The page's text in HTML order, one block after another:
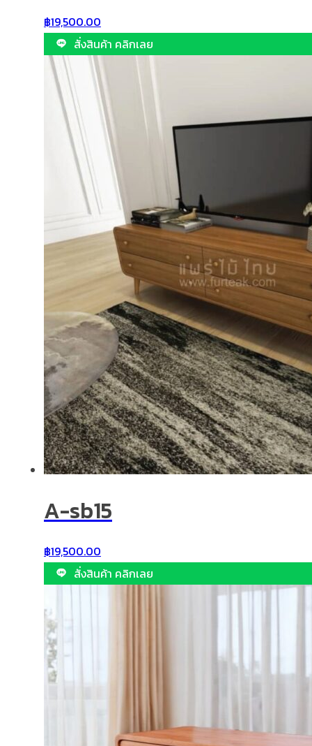
฿19,500.00
สั่งสินค้า คลิกเลย
A-sb15
฿19,500.00
สั่งสินค้า คลิกเลย